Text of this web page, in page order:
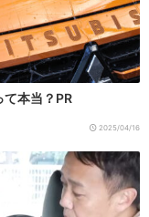
て本当？PR
2025/04/16